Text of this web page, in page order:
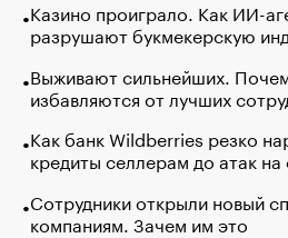
Казино проиграло. Как ИИ-
разрушают букмекерскую
Выживают сильнейших.
избавляются от лучших
Как банк Wildberries резко
кредиты селлерам до атак на
Сотрудники открыли новый
компаниям. Зачем им это